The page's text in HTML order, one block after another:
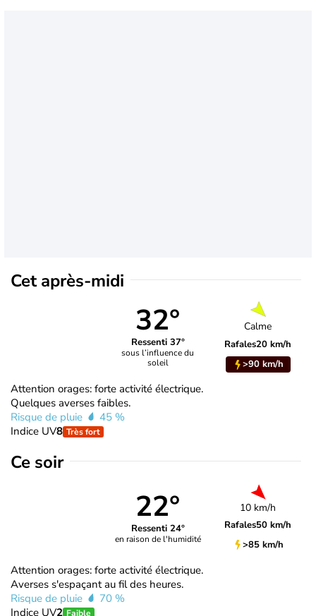
Cet après-midi
32°
Ressenti 37°
sous l’influence du
soleil
Calme
Rafales20 km/h
>90 km/h
Attention orages: forte activité électrique.
Quelques averses faibles.
Risque de pluie
45 %
Indice UV8 Très fort
Ce soir
22°
Ressenti 24°
en raison de l'humidité
10 km/h
Rafales50 km/h
>85 km/h
Attention orages: forte activité électrique.
Averses s'espaçant au fil des heures.
Risque de pluie
70 %
Indice UV2 Faible